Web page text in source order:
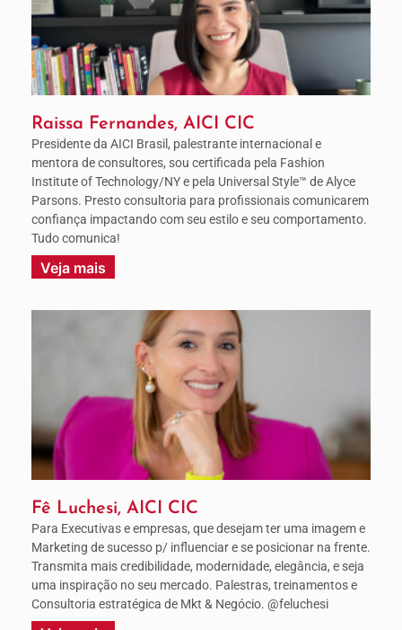
Raissa Fernandes, AICI CIC
Presidente da AICI Brasil, palestrante internacional e
mentora de consultores, sou certificada pela Fashion
Institute of Technology/NY e pela Universal Style™ de Alyce
Parsons. Presto consultoria para profissionais comunicarem
confiança impactando com seu estilo e seu comportamento.
Tudo comunica!
Veja mais
Fê Luchesi, AICI CIC
Para Executivas e empresas, que desejam ter uma imagem e
Marketing de sucesso p/ influenciar e se posicionar na frente.
Transmita mais credibilidade, modernidade, elegância, e seja
uma inspiração no seu mercado. Palestras, treinamentos e
Consultoria estratégica de Mkt & Negócio. @feluchesi